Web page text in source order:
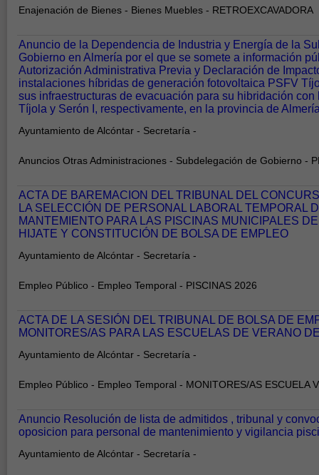
Enajenación de Bienes - Bienes Muebles - RETROEXCAVADORA
Anuncio de la Dependencia de Industria y Energía de la
Gobierno en Almería por el que se somete a información
Autorización Administrativa Previa y Declaración de
instalaciones híbridas de generación fotovoltaica PSFV
sus infraestructuras de evacuación para su hibridación
Tíjola y Serón I, respectivamente, en la provincia de
Ayuntamiento de Alcóntar - Secretaría -
Anuncios Otras Administraciones - Subdelegación de Gobierno -
ACTA DE BAREMACION DEL TRIBUNAL DEL
LA SELECCIÓN DE PERSONAL LABORAL TEMPORAL
MANTEMIENTO PARA LAS PISCINAS MUNICIPALES
HIJATE Y CONSTITUCIÓN DE BOLSA DE EMPLEO
Ayuntamiento de Alcóntar - Secretaría -
Empleo Público - Empleo Temporal - PISCINAS 2026
ACTA DE LA SESIÓN DEL TRIBUNAL DE BOLSA DE
MONITORES/AS PARA LAS ESCUELAS DE VERANO
Ayuntamiento de Alcóntar - Secretaría -
Empleo Público - Empleo Temporal - MONITORES/AS ESCUELA
Anuncio Resolución de lista de admitidos , tribunal y
oposicion para personal de mantenimiento y vigilancia
Ayuntamiento de Alcóntar - Secretaría -